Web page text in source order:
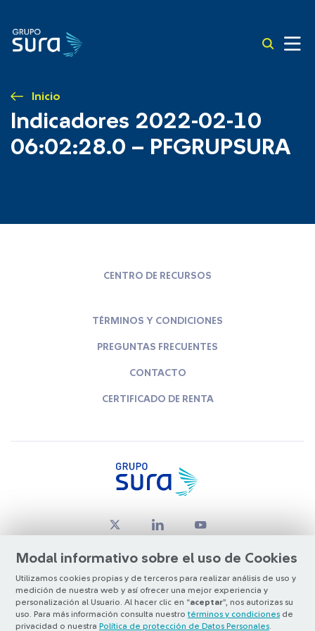
Inicio
Indicadores 2022-02-10
06:02:28.0 – PFGRUPSURA
Modal informativo sobre el uso de Cookies
Utilizamos cookies propias y de terceros para realizar análisis de uso y
medición de nuestra web y así ofrecer una mejor experiencia y
personalización al Usuario. Al hacer clic en “aceptar”, nos autorizas su
uso. Para más información consulta nuestro términos y condiciones de
privacidad o nuestra Política de protección de Datos Personales
CENTRO DE RECURSOS
TÉRMINOS Y CONDICIONES
PREGUNTAS FRECUENTES
CONTACTO
CERTIFICADO DE RENTA
© Copyright Grupo SURA 2026